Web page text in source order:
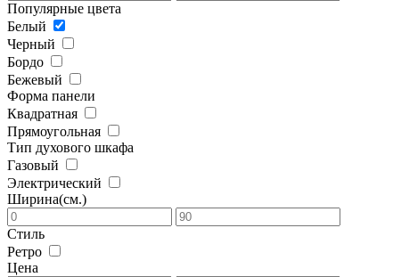
Популярные цвета
Белый
Черный
Бордо
Бежевый
Форма панели
Квадратная
Прямоугольная
Тип духового шкафа
Газовый
Электрический
Ширина(см.)
Стиль
Ретро
Цена